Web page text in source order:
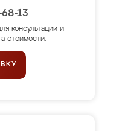
13
консультации и
стоимости.